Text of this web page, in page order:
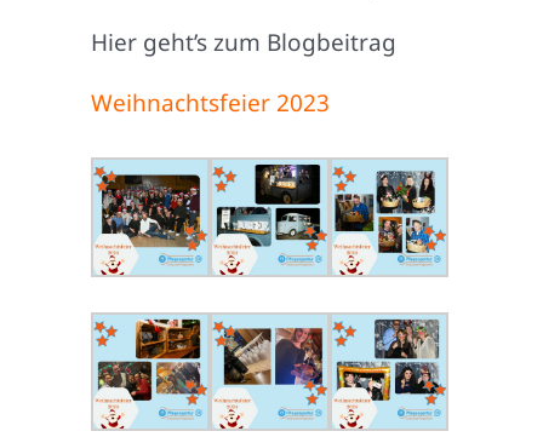
Hier geht’s zum Blogbeitrag
Weihnachtsfeier 2023